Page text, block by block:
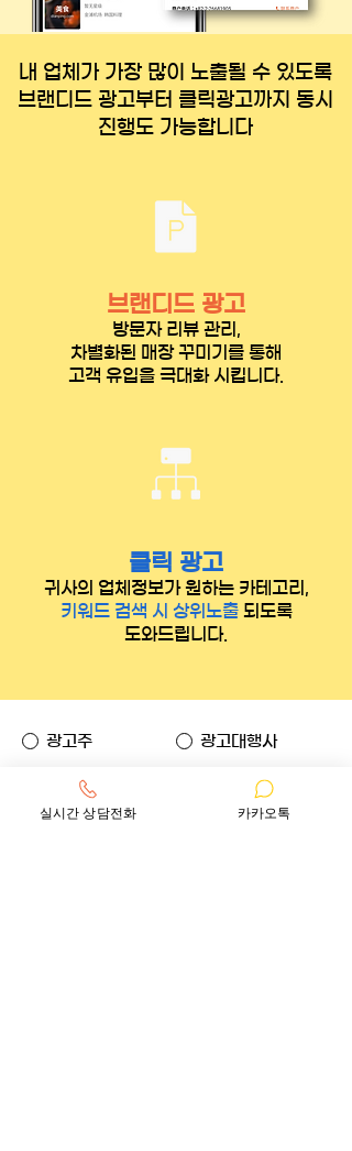
내 업체가 가장 많이 노출될 수 있도록
브랜디드 광고부터 클릭광고까지 동시
진행도 가능합니다
브랜디드 광고
방문자 리뷰 관리,
차별화된 매장 꾸미기를 통해
고객 유입을 극대화 시킵니다.
클릭 광고
귀사의 업체정보가 원하는 카테고리,
키워드 검색 시 상위노출되도록
도와드립니다.
광고주 광고대행사
실시간 상담전화 카카오톡